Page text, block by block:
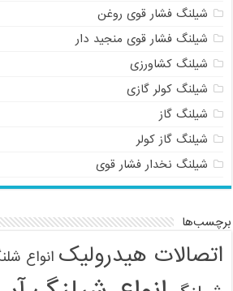
شیلنگ فشار قوی روغن
شیلنگ فشار قوی منجید دار
شیلنگ کشاورزی
شیلنگ کولر گازی
شیلنگ گاز
شیلنگ گاز کولر
شیلنگ نخدار فشار قوی
برچسب‌ها
اتصالات هیدرولیک انواع